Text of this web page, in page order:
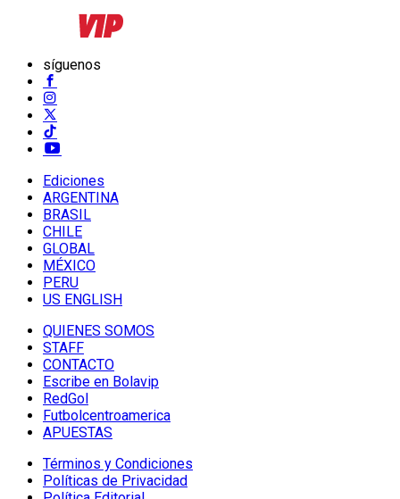
síguenos
Ediciones
ARGENTINA
BRASIL
CHILE
GLOBAL
MÉXICO
PERU
US ENGLISH
QUIENES SOMOS
STAFF
CONTACTO
Escribe en Bolavip
RedGol
Futbolcentroamerica
APUESTAS
Términos y Condiciones
Políticas de Privacidad